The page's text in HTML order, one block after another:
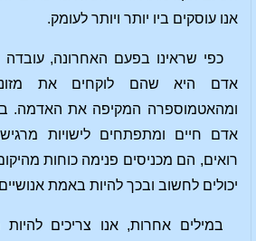
אנו עוסקים ביו יותר ויותר לעומק.
כפי שראינו בפעם האחרונה,
אדם היא שהם לוקחים את
ומהאטמוספרה המקיפה את האדמה.
אדם חיים ומתפתחים לישויות
רואים, הם מכניסים פנימה כוחות
יכולים לחשוב ובכך להיות באמת
במילים אחרות, אנו צריכים להיות